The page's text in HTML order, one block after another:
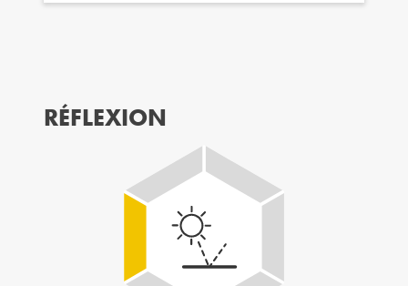
RÉFLEXION